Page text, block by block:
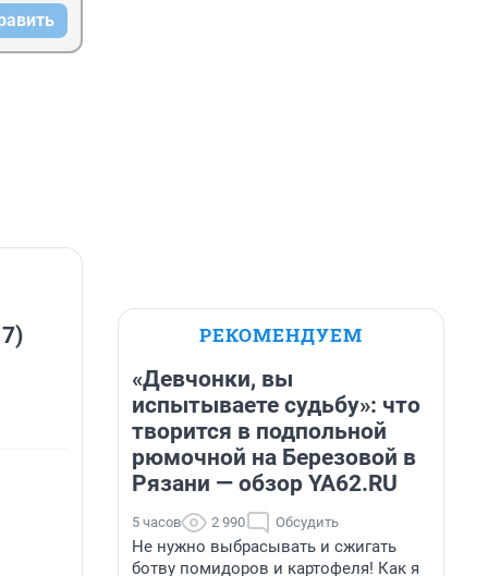
РЕКОМЕНДУЕМ
«Девчонки, вы
испытываете судьбу»: что
творится в подпольной
рюмочной на Березовой в
Рязани — обзор YA62.RU
5 часов 2 990 Обсудить
Не нужно выбрасывать и сжигать
ботву помидоров и картофеля! Как я